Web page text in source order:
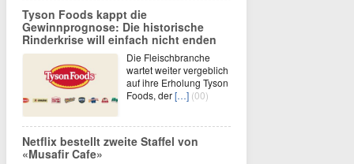
Tyson Foods kappt die
Gewinnprognose: Die historische
Rinderkrise will einfach nicht enden
Die Fleischbranche
wartet weiter vergeblich
auf ihre Erholung Tyson
Foods, der[…] (00)
Netflix bestellt zweite Staffel von
«Musafir Cafe»